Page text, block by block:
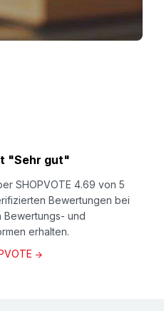
"Sehr gut"
SHOPVOTE 4.69 von 5
Bewertungen bei
und
erhalten.